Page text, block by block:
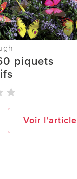
piquets
Voir l’article